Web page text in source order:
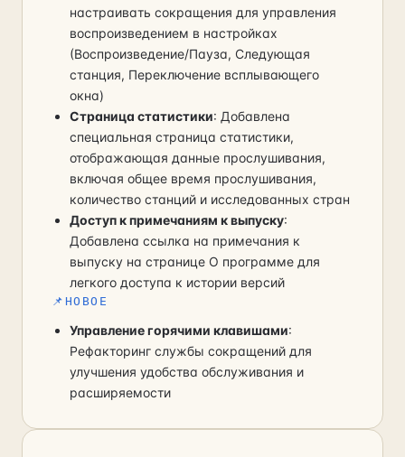
настраивать сокращения для управления
воспроизведением в настройках
(Воспроизведение/Пауза, Следующая
станция, Переключение всплывающего
окна)
Страница статистики: Добавлена
специальная страница статистики,
отображающая данные прослушивания,
включая общее время прослушивания,
количество станций и исследованных стран
Доступ к примечаниям к выпуску:
Добавлена ссылка на примечания к
выпуску на странице О программе для
легкого доступа к истории версий
📌 НОВОЕ
Управление горячими клавишами:
Рефакторинг службы сокращений для
улучшения удобства обслуживания и
расширяемости